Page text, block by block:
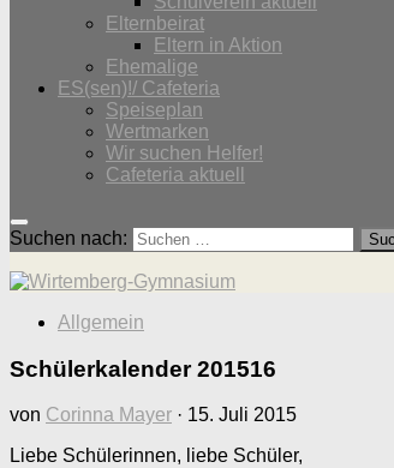
Elternbeirat
Eltern in Aktion
Ehemalige
ES(sen)!/ Cafeteria
Speiseplan
Wertmarken
Wir suchen Helfer!
Cafeteria aktuell
Suchen nach:
Allgemein
Schülerkalender 201516
von Corinna Mayer · 15. Juli 2015
Liebe Schülerinnen, liebe Schüler,